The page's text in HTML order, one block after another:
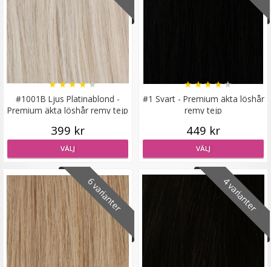
LÄGG I VARUKORG
Syntetiskt löshår Gloriatråd rakt - Mellanblond #22/613
★★★
199 kr
VÄLJ
#1001B Ljus Platinablond -
Premium äkta löshår remy tejp
★★★★★
399 kr
VÄLJ
#1 Svart - Premium äkta löshår
remy tejp
★★★★★
449 kr
VÄLJ
6 varianter 4 varianter